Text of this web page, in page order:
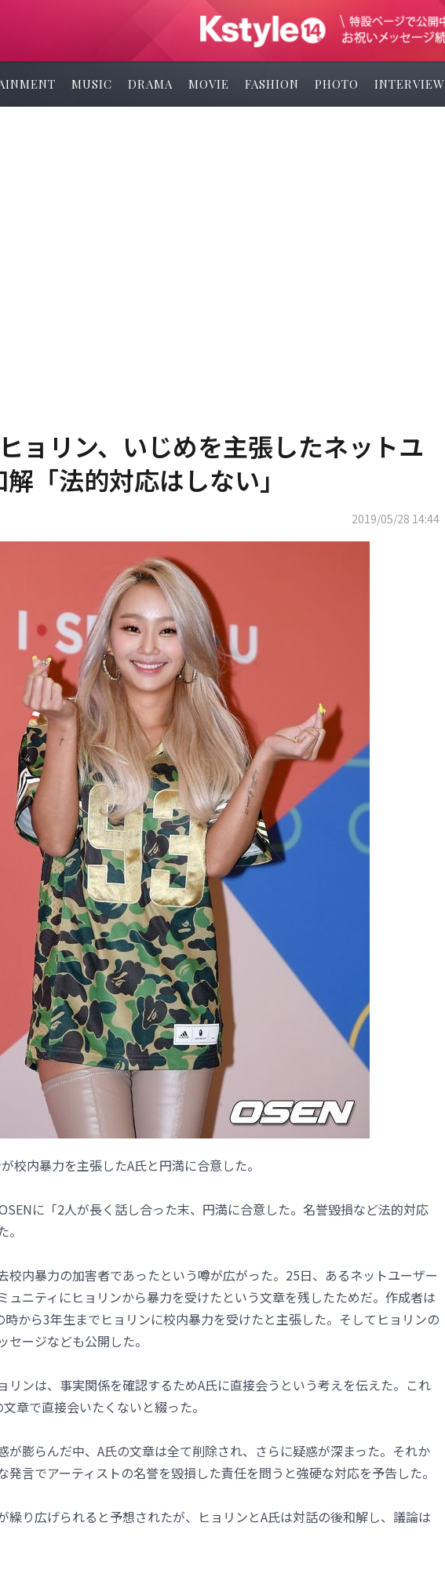
MUSIC DRAMA MOVIE FASHION PHOTO INTERVIEW
ョリン、いじめを主張したネットユ
「法的対応はしない」
2019/05/28 14:44
校内暴力を主張したA氏と円満に合意した。
に「2人が長く話し合った末、円満に合意した。名誉毀損など法的対応
校内暴力の加害者であったという噂が広がった。25日、あるネットユーザー
ュニティにヒョリンから暴力を受けたという文章を残したためだ。作成者は
から3年生までヒョリンに校内暴力を受けたと主張した。そしてヒョリンの
ージなども公開した。
リンは、事実関係を確認するためA氏に直接会うという考えを伝えた。これ
章で直接会いたくないと綴った。
が膨らんだ中、A氏の文章は全て削除され、さらに疑惑が深まった。それか
発言でアーティストの名誉を毀損した責任を問うと強硬な対応を予告した。
繰り広げられると予想されたが、ヒョリンとA氏は対話の後和解し、議論は